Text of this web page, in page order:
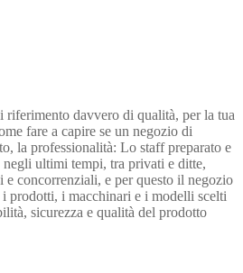
riferimento davvero di qualità, per la tua
fare a capire se un negozio di
la professionalità: Lo staff preparato e
ultimi tempi, tra privati e ditte,
concorrenziali, e per questo il negozio
i prodotti, i macchinari e i modelli scelti
sicurezza e qualità del prodotto